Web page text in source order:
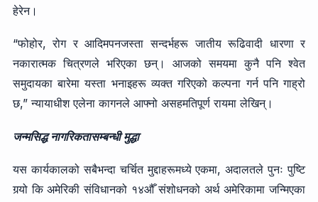
हेरेन।
“फोहोर, रोग र आदिमपनजस्ता सन्दर्भहरू जातीय रूढिवादी धारणा र
नकारात्मक चित्रणले भरिएका छन्। आजको समयमा कुनै पनि श्वेत
समुदायका बारेमा यस्ता भनाइहरू व्यक्त गरिएको कल्पना गर्न पनि गाह्रो
छ,” न्यायाधीश एलेना कागनले आफ्नो असहमतिपूर्ण रायमा लेखिन्।
जन्मसिद्ध नागरिकतासम्बन्धी मुद्धा
यस कार्यकालको सबैभन्दा चर्चित मुद्दाहरूमध्ये एकमा, अदालतले पुनः पुष्टि
गर्‍यो कि अमेरिकी संविधानको १४औँ संशोधनको अर्थ अमेरिकामा जन्मिएका